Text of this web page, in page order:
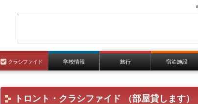
クラシファイド 学校情報 旅行 宿泊施設
トロント・クラシファイド （部屋貸します）